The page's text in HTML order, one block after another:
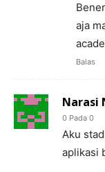
aja
Balas
Narasi
0 Pada 0
Aku
aplikasi